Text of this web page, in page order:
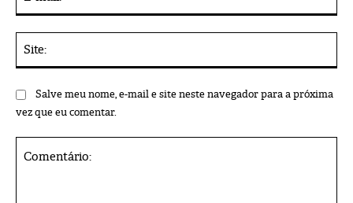
Salve meu nome, e-mail e site neste navegador para a próxima
vez que eu comentar.